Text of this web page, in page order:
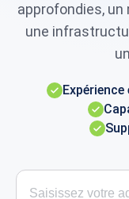
approfondies,
une